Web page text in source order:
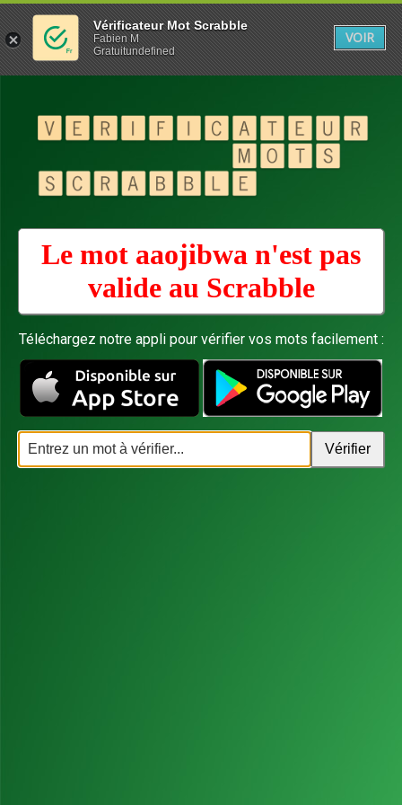
Le mot aaojibwa n'est pas
valide au Scrabble
Téléchargez notre appli pour vérifier vos mots facilement :
Vérificateur Mot Scrabble
Fabien M
Gratuitundefined
VOIR